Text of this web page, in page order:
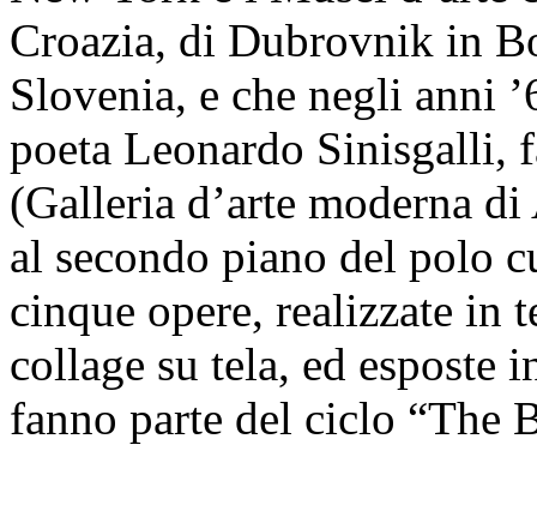
Croazia, di Dubrovnik in
Slovenia, e che negli anni
poeta Leonardo Sinisgalli,
(Galleria d’arte moderna
al secondo piano del polo
cinque opere, realizzate in
collage su tela, ed esposte
fanno parte del ciclo “The